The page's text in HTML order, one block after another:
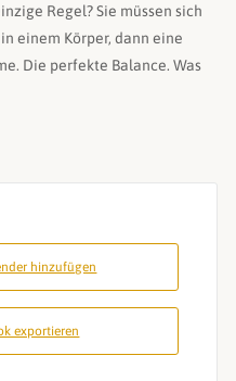
Regel? Sie müssen sich
einem Körper, dann eine
Die perfekte Balance. Was
hinzufügen
exportieren